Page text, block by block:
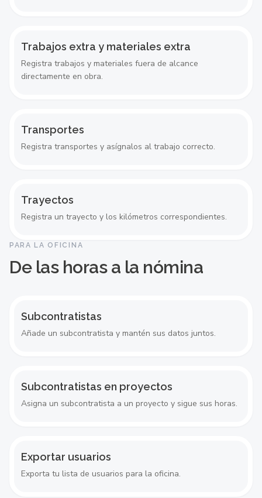
Trabajos extra y materiales extra
Registra trabajos y materiales fuera de alcance
directamente en obra.
Transportes
Registra transportes y asígnalos al trabajo correcto.
Trayectos
Registra un trayecto y los kilómetros correspondientes.
PARA LA OFICINA
De las horas a la nómina
Subcontratistas
Añade un subcontratista y mantén sus datos juntos.
Subcontratistas en proyectos
Asigna un subcontratista a un proyecto y sigue sus horas.
Exportar usuarios
Exporta tu lista de usuarios para la oficina.